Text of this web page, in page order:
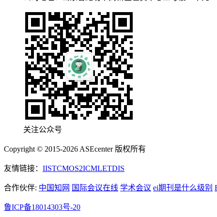
关注公众号
Copyright © 2015-2026 ASEcenter 版权所有
友情链接： IISTCMOS2ICMLETDIS
合作伙伴: 中国知网 国际会议在线 学术会议 ei期刊是什么级别
鲁ICP备18014303号-20